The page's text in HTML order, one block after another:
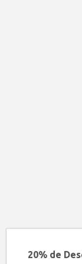
20% de